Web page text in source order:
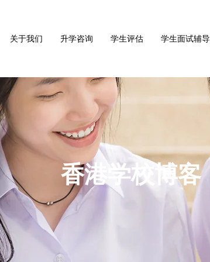
关于我们 升学咨询 学生评估 学生面试辅导
香港学校博客